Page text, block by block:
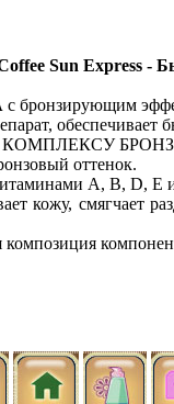
Sun Express -
с бронзирующим
обеспечивает
КОМПЛЕКСУ
оттенок.
A, B, D, E
кожу, смягчает